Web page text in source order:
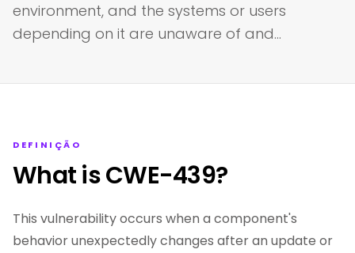
environment, and the systems or users
depending on it are unaware of and…
DEFINIÇÃO
What is CWE-439?
This vulnerability occurs when a component's
behavior unexpectedly changes after an update or